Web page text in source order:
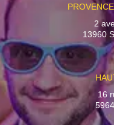
2
13960
16